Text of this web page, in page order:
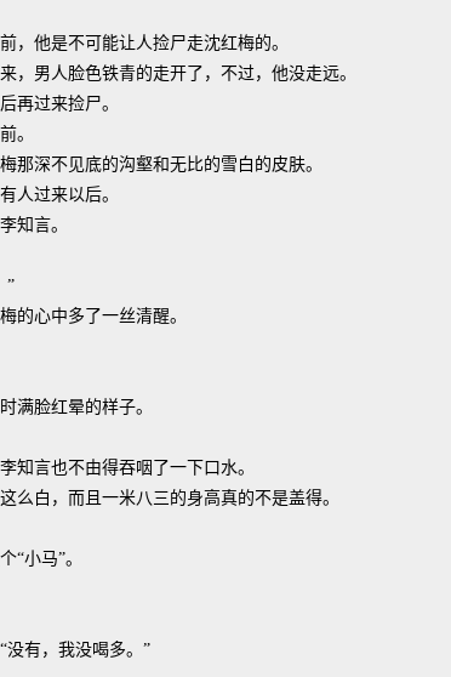
，他是不可能让人捡尸走沈红梅的。
，男人脸色铁青的走开了，不过，他没走远。
再过来捡尸。
。
那深不见底的沟壑和无比的雪白的皮肤。
人过来以后。
知言。
”
的心中多了一丝清醒。
满脸红晕的样子。
知言也不由得吞咽了一下口水。
么白，而且一米八三的身高真的不是盖得。
“小马”。
没有，我没喝多。”